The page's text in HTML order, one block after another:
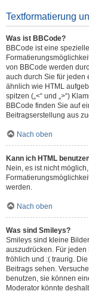
Textformatierung
Was ist BBCode?
BBCode ist eine
von BBCode werden
auch durch Sie für jeden
ähnlich wie HTML
spitzen („<“ und „>“)
BBCode finden Sie auf
Beitragserstellung aus
Nach oben
Kann ich HTML
Nein, es ist nicht
werden.
Nach oben
Was sind Smileys?
Smileys sind kleine
auszudrücken. Für jeden
fröhlich und :( traurig.
Beitrags sehen.
benutzen, sie können
Moderator könnte